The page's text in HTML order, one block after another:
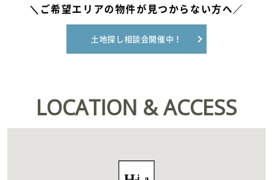
＼ご希望エリアの物件が見つからない方へ／
土地探し相談会開催中！
LOCATION & ACCESS